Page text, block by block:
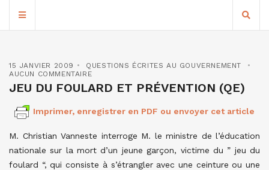
15 JANVIER 2009
QUESTIONS ÉCRITES AU GOUVERNEMENT
AUCUN COMMENTAIRE
JEU DU FOULARD ET PRÉVENTION (QE)
Imprimer, enregistrer en PDF ou envoyer cet article
M. Christian Vanneste interroge M. le ministre de l’éducation
nationale sur la mort d’un jeune garçon, victime du ” jeu du
foulard “, qui consiste à s’étrangler avec une ceinture ou une